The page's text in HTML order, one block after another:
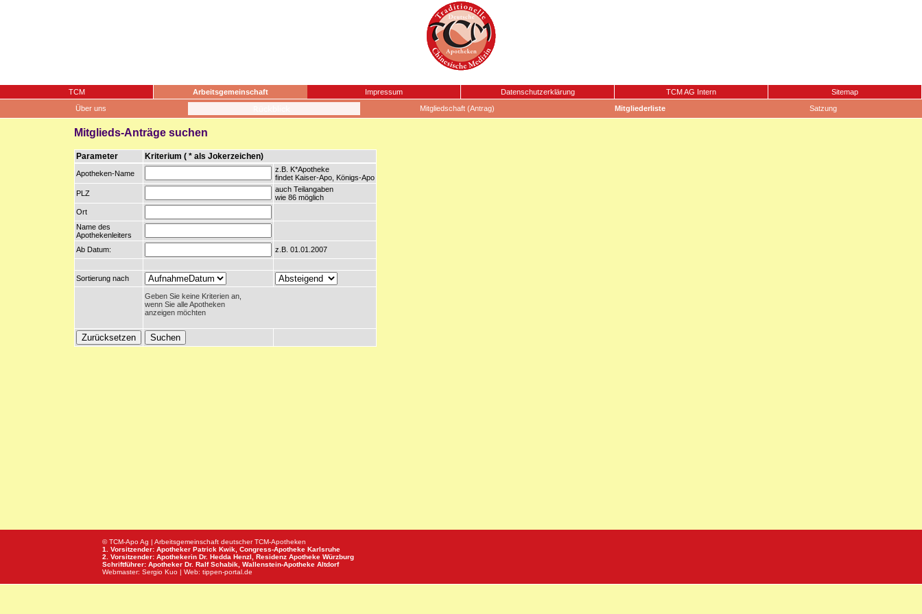
TCM Arbeitsgemeinschaft Impressum Datenschutzerklärung TCM AG Intern
Sitemap
Über uns
Mitgliedschaft (Antrag) Mitgliederliste Satzung
Mitglieds-Anträge suchen
Parameter Kriterium ( * als Jokerzeichen)
Apotheken-Name
z.B. K*Apotheke
findet Kaiser-Apo, Königs-Apo
PLZ
auch Teilangaben
wie 86 möglich
Ort
Name des
Apothekenleiters
Ab Datum:
z.B. 01.01.2007
Sortierung nach
Geben Sie keine Kriterien an,
wenn Sie alle Apotheken
anzeigen möchten
© TCM-Apo Ag | Arbeitsgemeinschaft deutscher TCM-Apotheken
1. Vorsitzender: Apotheker Patrick Kwik, Congress-Apotheke Karlsruhe
2. Vorsitzender: Apothekerin Dr. Hedda Henzl, Residenz Apotheke Würzburg
Schriftführer: Apotheker Dr. Ralf Schabik, Wallenstein-Apotheke Altdorf
Webmaster: Sergio Kuo | Web: tippen-portal.de